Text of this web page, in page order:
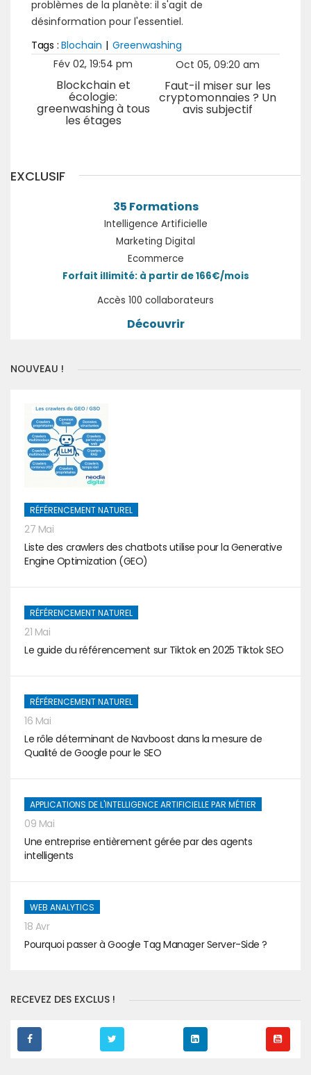
problèmes de la planète: il s'agit de
désinformation pour l'essentiel.
Tags : Blochain | Greenwashing
Fév 02, 19:54 pm
Blockchain et
écologie:
greenwashing à tous
les étages
Oct 05, 09:20 am
Faut-il miser sur les
cryptomonnaies ? Un
avis subjectif
EXCLUSIF
35 Formations
Intelligence Artificielle
Marketing Digital
Ecommerce
Forfait illimité: à partir de 166€/mois
Accès 100 collaborateurs
Découvrir
NOUVEAU !
RÉFÉRENCEMENT NATUREL
27 Mai
Liste des crawlers des chatbots utilise pour la Generative
Engine Optimization (GEO)
RÉFÉRENCEMENT NATUREL
21 Mai
Le guide du référencement sur Tiktok en 2025 Tiktok SEO
RÉFÉRENCEMENT NATUREL
16 Mai
Le rôle déterminant de Navboost dans la mesure de
Qualité de Google pour le SEO
APPLICATIONS DE L'INTELLIGENCE ARTIFICIELLE PAR MÉTIER
09 Mai
Une entreprise entièrement gérée par des agents
intelligents
WEB ANALYTICS
18 Avr
Pourquoi passer à Google Tag Manager Server-Side ?
RECEVEZ DES EXCLUS !